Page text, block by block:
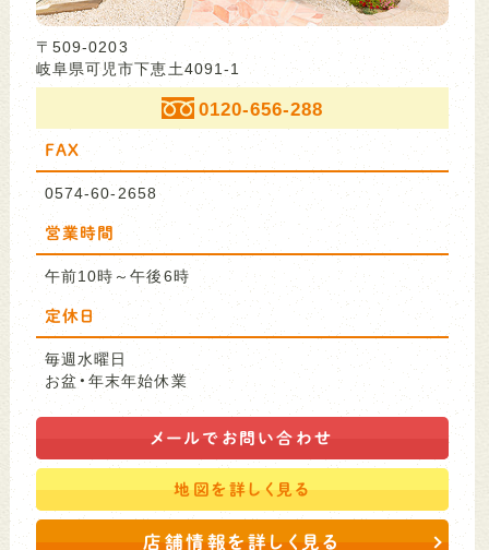
〒509-0203
岐阜県可児市下恵土4091-1
0120-656-288
FAX
0574-60-2658
営業時間
午前10時～午後6時
定休日
毎週水曜日
お盆・年末年始休業
メールで お問い合わせ
地図を詳しく見る
店舗情報を詳しく見る